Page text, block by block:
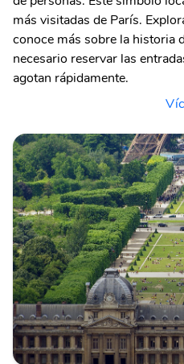
más visitadas de París.
conoce más sobre la historia
necesario reservar las
agotan rápidamente.